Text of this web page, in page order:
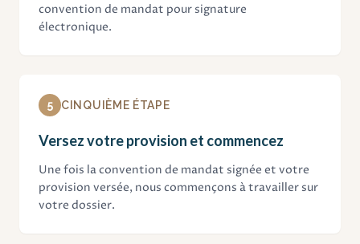
convention de mandat pour signature
électronique.
5 CINQUIÈME ÉTAPE
Versez votre provision et commencez
Une fois la convention de mandat signée et votre
provision versée, nous commençons à travailler sur
votre dossier.